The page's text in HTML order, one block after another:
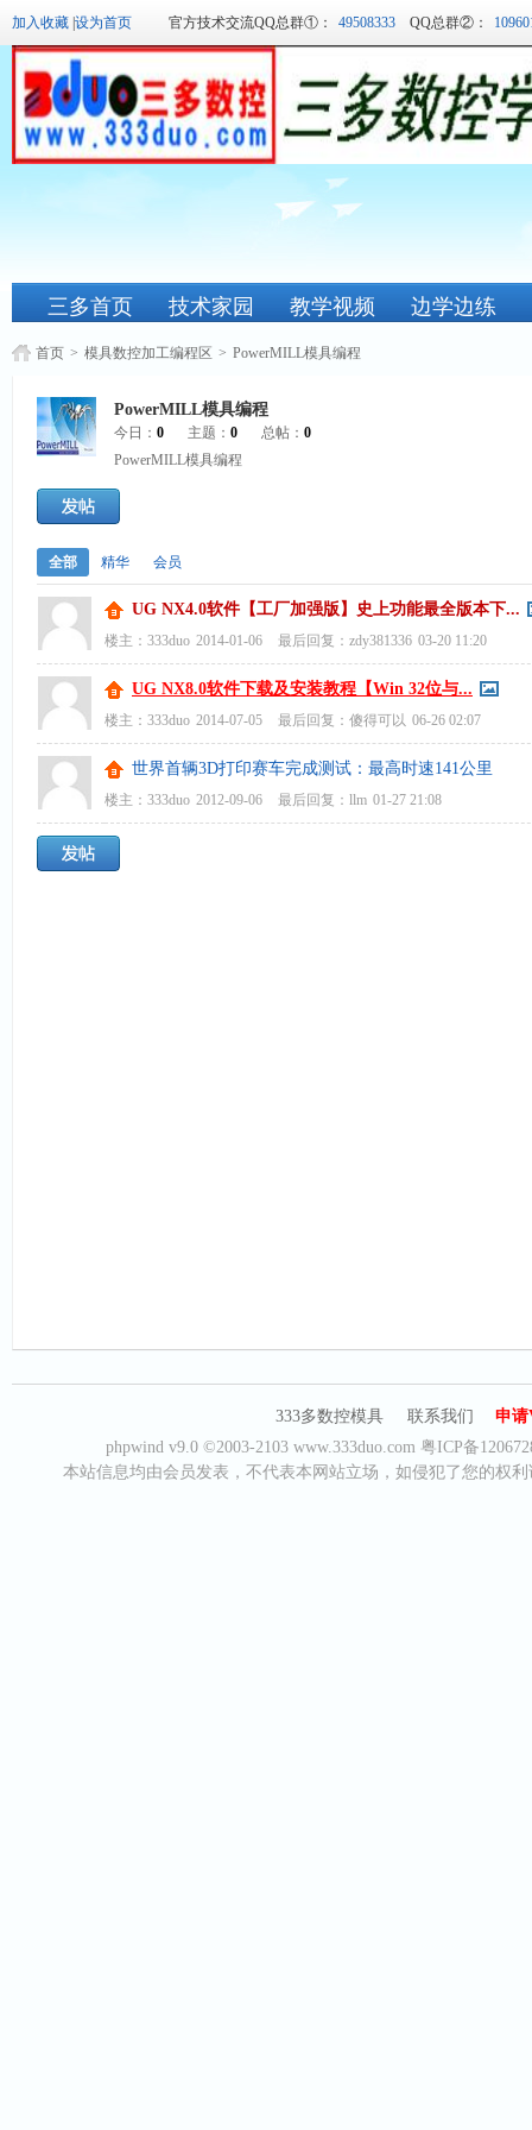
加入收藏 设为首页 官方技术交流QQ总群①： 49508333 QQ总群②：
三多首页 技术家园 教学视频 边学边练
首页 > 模具数控加工编程区 > PowerMILL模具编程
PowerMILL模具编程
今日： 0 主题： 0 总帖： 0
PowerMILL模具编程
全部 精华 会员
UG NX4.0软件【工厂加强版】史上功能最全版本下...
楼主： 333duo 2014-01-06 最后回复： zdy381336 03-20 11:20
UG NX8.0软件下载及安装教程【Win 32位与...
楼主： 333duo 2014-07-05 最后回复： 傻得可以 06-26 02:07
世界首辆3D打印赛车完成测试：最高时速141公里
楼主： 333duo 2012-09-06 最后回复： llm 01-27 21:08
333多数控模具 联系我们
申请
phpwind v9.0©2003-2103 www.333duo.com 粤ICP备
本站信息均由会员发表，不代表本网站立场，如侵犯了您的权